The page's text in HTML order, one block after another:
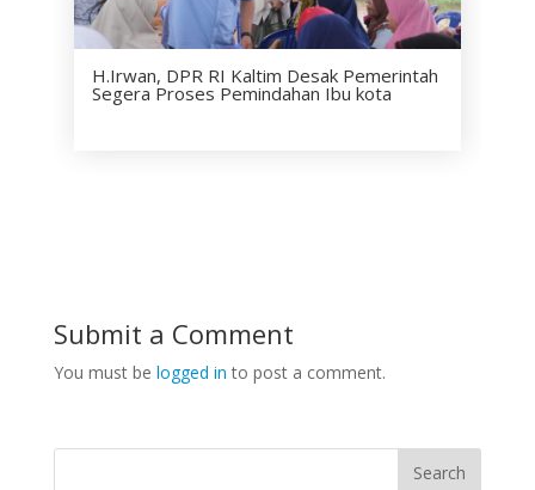
H.Irwan, DPR RI Kaltim Desak Pemerintah
Segera Proses Pemindahan Ibu kota
Submit a Comment
You must be logged in to post a comment.